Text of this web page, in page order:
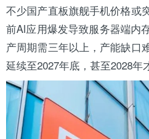
不少国产直板旗舰手机价格或
前AI应用爆发导致服务器端内
产周期需三年以上，产能缺口
延续至2027年底，甚至2028年